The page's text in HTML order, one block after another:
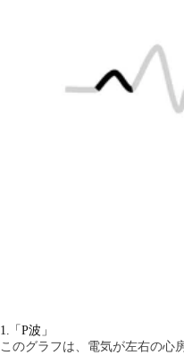
1.「P波」
このグラフは、電気が左右の心